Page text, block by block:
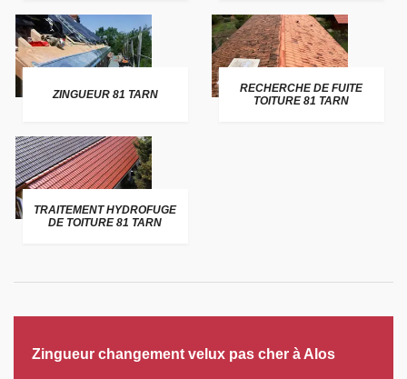
ZINGUEUR 81 TARN
RECHERCHE DE FUITE
TOITURE 81 TARN
TRAITEMENT HYDROFUGE
DE TOITURE 81 TARN
Zingueur changement velux pas cher à Alos